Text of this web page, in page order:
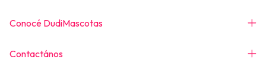
Conocé DudiMascotas
Contactános